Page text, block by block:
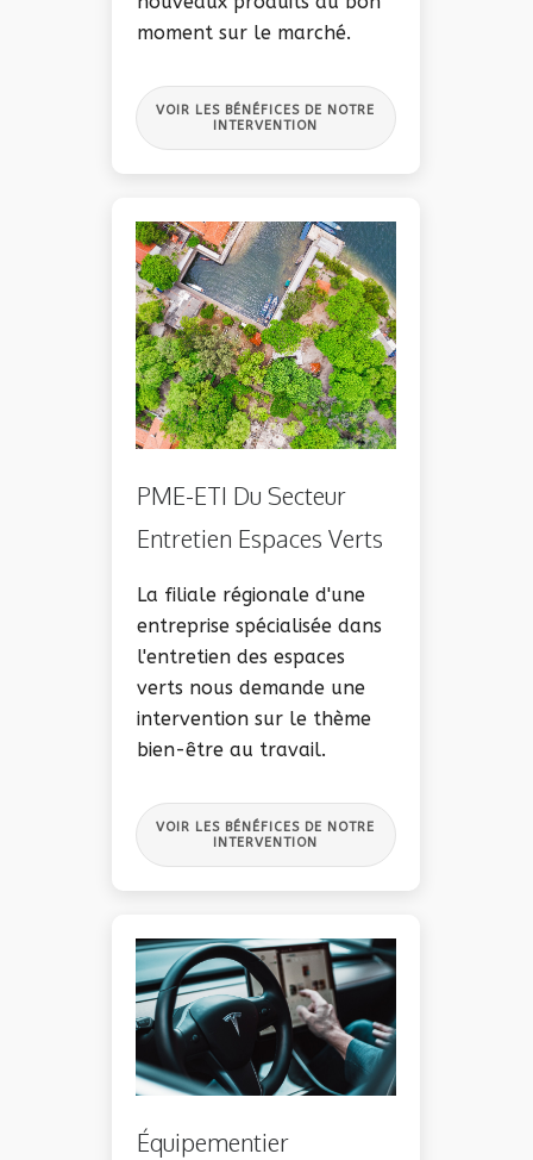
moment sur le marché.
VOIR LES BÉNÉFICES DE NOTRE
INTERVENTION
PME-ETI Du Secteur
Entretien Espaces Verts
La filiale régionale d'une
entreprise spécialisée dans
l'entretien des espaces
verts nous demande une
intervention sur le thème
bien-être au travail.
VOIR LES BÉNÉFICES DE NOTRE
INTERVENTION
ÉQuipementier